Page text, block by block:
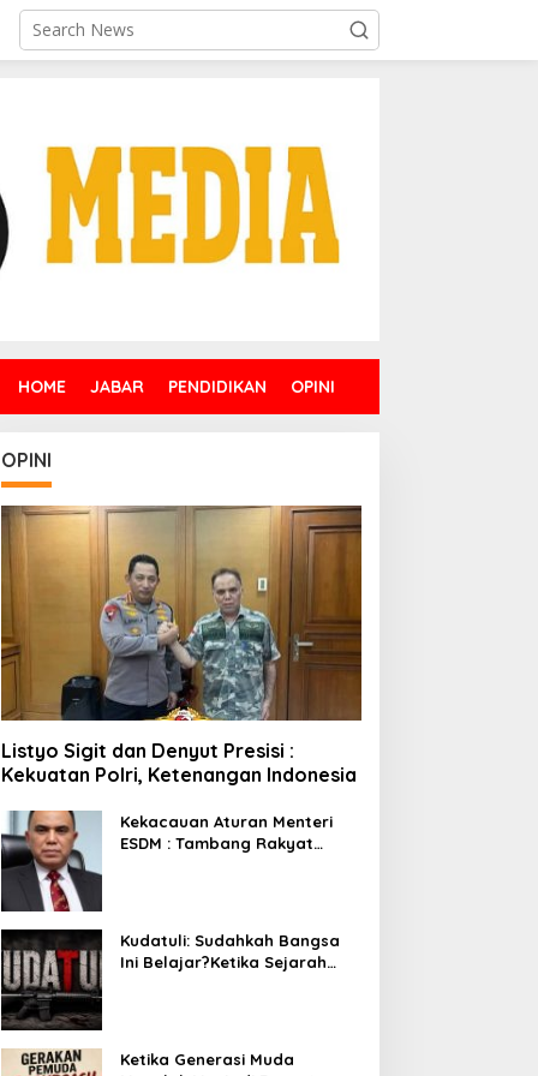
HOME JABAR PENDIDIKAN OPINI
OPINI
Listyo Sigit dan Denyut Presisi :
Kekuatan Polri, Ketenangan Indonesia
Kekacauan Aturan Menteri
ESDM : Tambang Rakyat
Kudatuli: Sudahkah Bangsa
Ini Belajar?Ketika Sejarah
Ketika Generasi Muda